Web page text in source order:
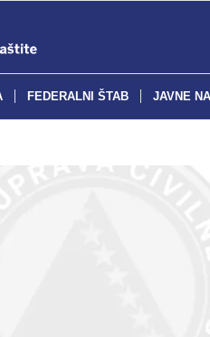
FEDERALNI ŠTAB JAVNE